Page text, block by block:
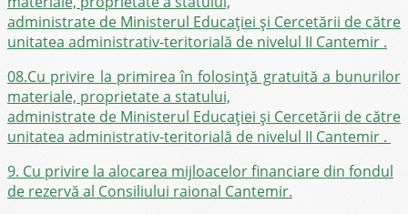
administrate de Ministerul Educației și Cercetării de către
unitatea administrativ-teritorială de nivelul II Cantemir .
08.Cu privire la primirea în folosință gratuită a bunurilor
materiale, proprietate a statului,
administrate de Ministerul Educației și Cercetării de către
unitatea administrativ-teritorială de nivelul II Cantemir .
9. Cu privire la alocarea mijloacelor financiare din fondul
de rezervă al Consiliului raional Cantemir.